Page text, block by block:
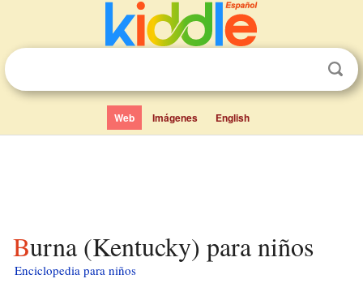
Web Imágenes English
Burna (Kentucky) para niños
Enciclopedia para niños